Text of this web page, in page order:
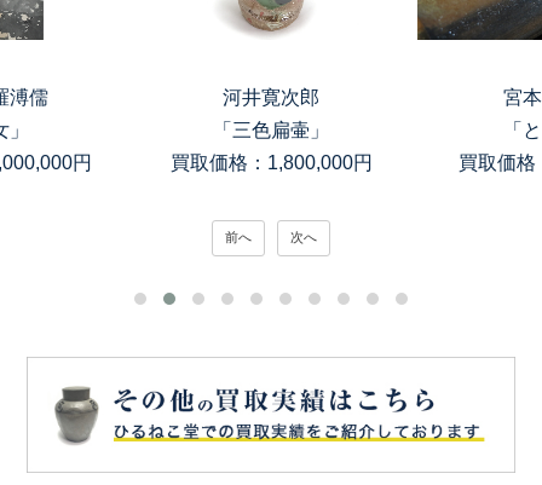
溥儒
円
河井寛次郎
「三色扁壷」
買取価格：1,800,000円
宮
「
買取価格
前へ 次へ